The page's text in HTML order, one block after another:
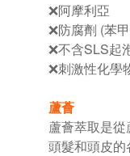
❌阿摩利亞
❌防腐劑 (苯
❌不含SLS起
❌刺激性化學
蘆薈
蘆薈萃取是
頭髮和頭皮的